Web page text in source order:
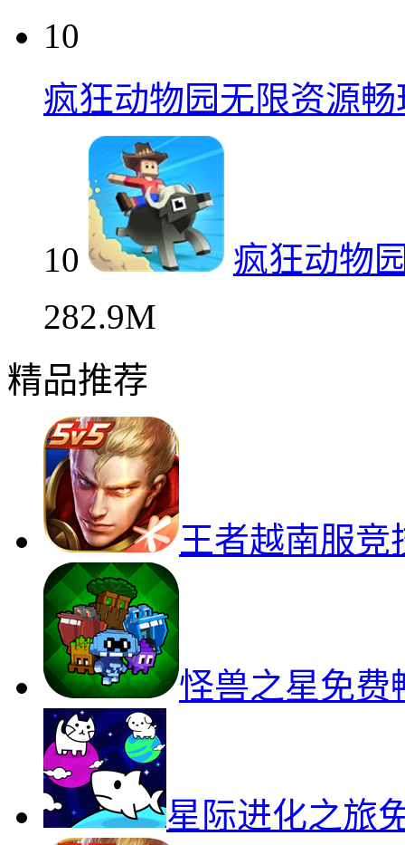
10
疯狂动物园无限资源畅
10
疯狂动物
282.9M
精品推荐
王者越南服竞
怪兽之星免费
星际进化之旅